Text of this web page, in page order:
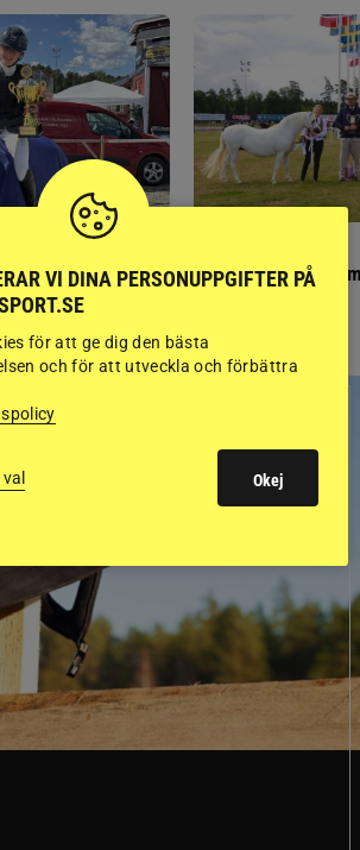
från första gnägget Finaldag med
VI DINA PERSONUPPGIFTER PÅ
för att ge dig den bästa
och för att utveckla och förbättra
val Okej